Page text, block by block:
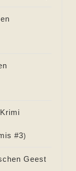
#3)
Geest